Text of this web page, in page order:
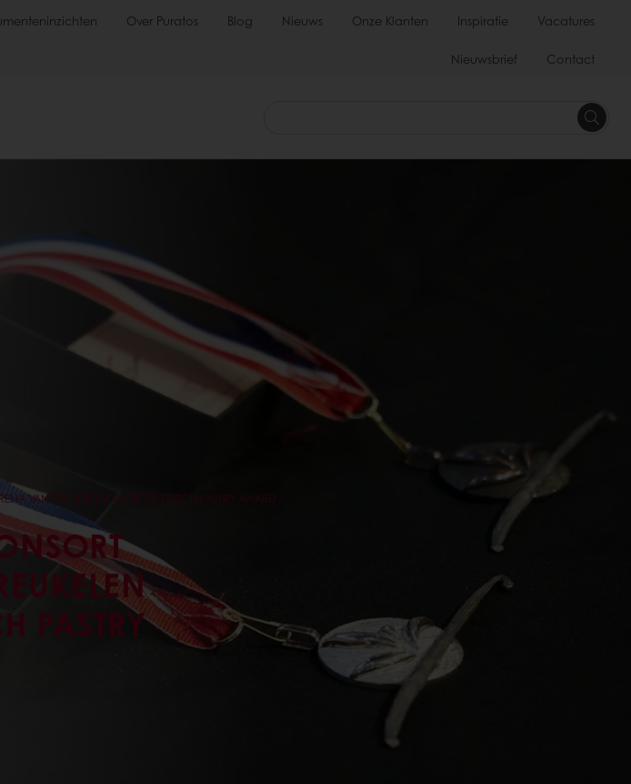
Over Puratos Blog Nieuws Onze Klanten Inspiratie Vacatures
Nieuwsbrief Contact
VAN BREUKELEN VOOR DE DUTCH PASTRY AWARD
PASTRY